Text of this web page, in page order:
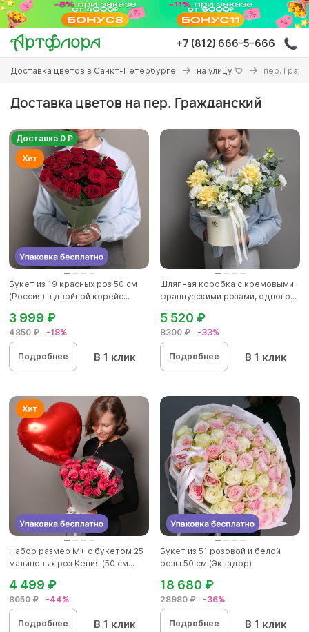
Перейти
основному
содержанию
+7 (812) 666-5-666
Вы
здесь
Доставка цветов в Санкт-Петербурге на улицу 💘 пер.
Доставка цветов на пер. Гражданский
Доставка 0 Р
Букет из 19 красных роз 50 см
(Россия) в двойной корейс...
4850 ₽ -18%
3 999 ₽
Подробнее В 1 клик
Шляпная коробка с кремовыми
французскими розами, одного...
8300 ₽ -33%
5 520 ₽
Подробнее В 1 клик
Набор размер М+ с букетом 25
малиновых роз Кения (50 см...
8050 ₽ -44%
4 499 ₽
Подробнее В 1 клик
Букет из 51 розовой и белой
розы 50 см (Эквадор)
28980 ₽ -36%
18 680 ₽
Подробнее В 1 клик